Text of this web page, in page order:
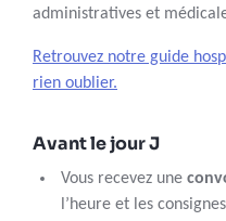
administratives et
Retrouvez notre guide
rien oublier.
Avant le jour J
Vous recevez une
l’heure et les